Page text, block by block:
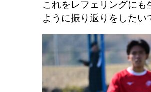
これをレフェリングに
ように振り返りをしたい